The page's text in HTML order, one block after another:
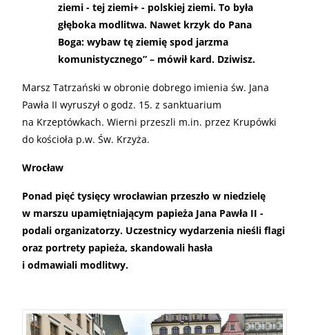
ziemi - tej ziemi+ - polskiej ziemi. To była
głęboka modlitwa. Nawet krzyk do Pana
Boga: wybaw tę ziemię spod jarzma
komunistycznego” – mówił kard. Dziwisz.
Marsz Tatrzański w obronie dobrego imienia św. Jana
Pawła II wyruszył o godz. 15. z sanktuarium
na Krzeptówkach. Wierni przeszli m.in. przez Krupówki
do kościoła p.w. Św. Krzyża.
Wrocław
Ponad pięć tysięcy wrocławian przeszło w niedzielę
w marszu upamiętniającym papieża Jana Pawła II -
podali organizatorzy. Uczestnicy wydarzenia nieśli flagi
oraz portrety papieża, skandowali hasła
i odmawiali modlitwy.